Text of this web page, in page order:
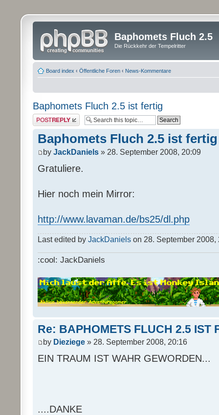
Baphomets Fluch 2.5
Die Rückkehr der Tempelritter
Board index ‹ Öffentliche Foren ‹ News-Kommentare
Baphomets Fluch 2.5 ist fertig
Post a reply
Baphomets Fluch 2.5 ist fertig
by JackDaniels » 28. September 2008, 20:09
Gratuliere.
Hier noch mein Mirror:
http://www.lavaman.de/bs25/dl.php
Last edited by JackDaniels on 28. September
:cool: JackDaniels
Re: BAPHOMETS FLUCH 2.5 IST
by Dieziege » 28. September 2008, 20:16
EIN TRAUM IST WAHR GEWORDEN...
....DANKE